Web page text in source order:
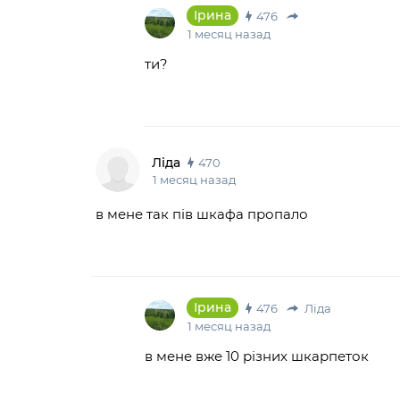
Ірина
476
1 месяц назад
ти?
Ліда
470
1 месяц назад
в мене так пів шкафа пропало
Ірина 476
Ліда
1 месяц назад
в мене вже 10 різних шкарпеток